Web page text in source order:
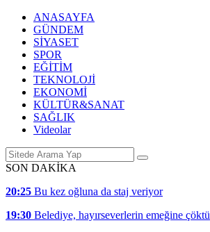
ANASAYFA
GÜNDEM
SİYASET
SPOR
EĞİTİM
TEKNOLOJİ
EKONOMİ
KÜLTÜR&SANAT
SAĞLIK
Videolar
SON DAKİKA
20:25 Bu kez oğluna da staj veriyor
19:30 Belediye, hayırseverlerin emeğine çöktü